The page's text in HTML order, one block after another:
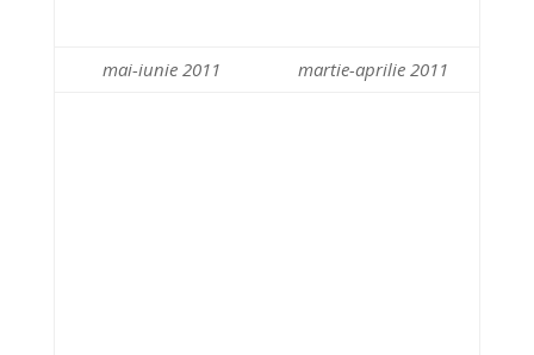
mai-iunie 2011 martie-aprilie 2011